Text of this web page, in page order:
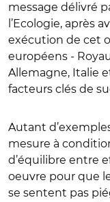
message délivré
l’Ecologie, après
exécution de cet
européens -
Allemagne, Italie
facteurs clés de
Autant
mesure à
d’équilibre entre
oeuvre pour que
se sentent pas